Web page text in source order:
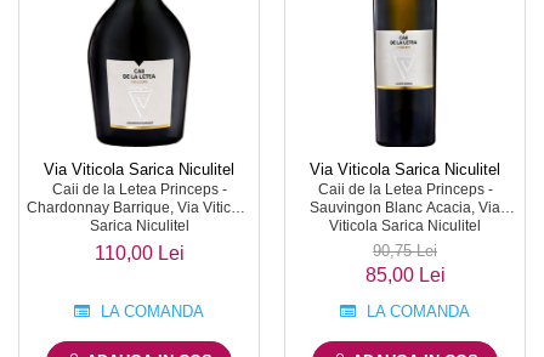
Via Viticola Sarica Niculitel
Caii de la Letea Princeps -
Chardonnay Barrique, Via Viticola
Sarica Niculitel
110,00 Lei
LA COMANDA
Via Viticola Sarica Niculitel
Caii de la Letea Princeps -
Sauvingon Blanc Acacia, Via
Viticola Sarica Niculitel
90,75 Lei
85,00 Lei
LA COMANDA